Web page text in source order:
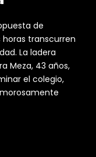
de
horas transcurren
La ladera
Meza, 43 años,
el colegio,